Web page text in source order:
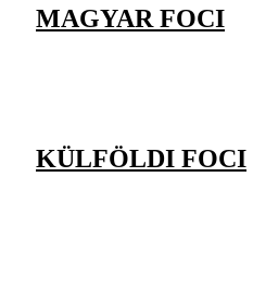
MAGYAR FOCI
KÜLFÖLDI FOCI